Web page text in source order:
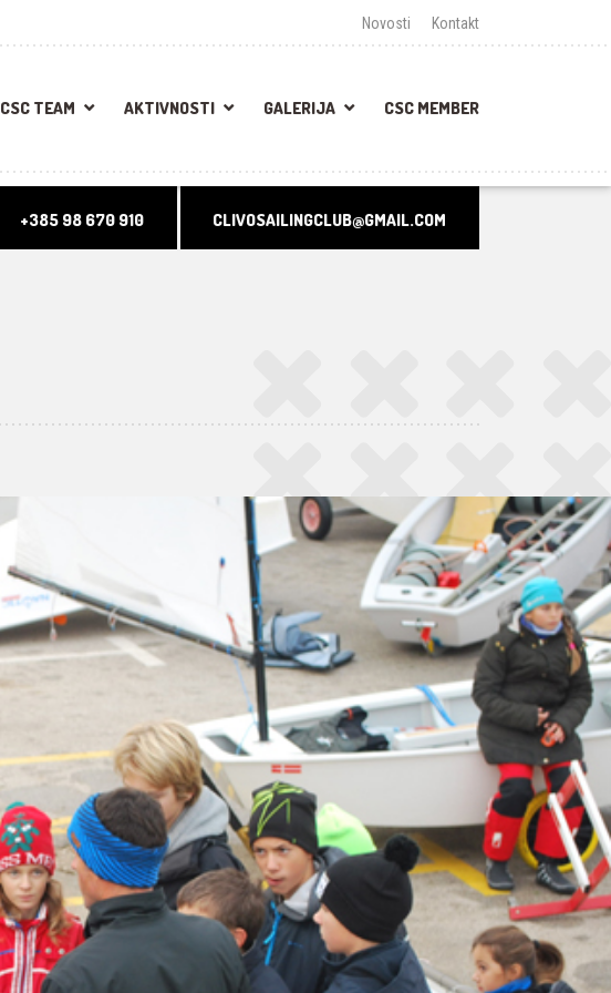
Novosti Kontakt
CSC TEAM AKTIVNOSTI GALERIJA CSC MEMBER
+385 98 670 910 CLIVOSAILINGCLUB@GMAIL.COM